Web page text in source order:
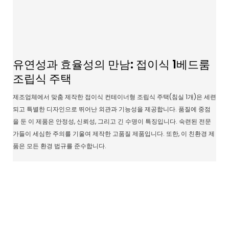
유연성과 효율성의 만남: 접이식 1베드룸
조립식 주택
제조업체에서 맞춤 제작한 접이식 컨테이너형 조립식 주택(침실 1개)은 세련
되고 특별한 디자인으로 뛰어난 외관과 기능성을 제공합니다. 품질에 중점
을 둔 이 제품은 안정성, 신뢰성, 그리고 긴 수명이 특징입니다. 숙련된 전문
가들이 세심한 주의를 기울여 제작한 고품질 제품입니다. 또한, 이 친환경 제
품은 모든 환경 법규를 준수합니다.